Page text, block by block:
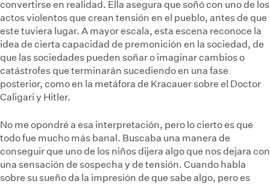
convertirse en realidad. Ella asegura que soñó con uno de los
actos violentos que crean tensión en el pueblo, antes de que
este tuviera lugar. A mayor escala, esta escena reconoce la
idea de cierta capacidad de premonición en la sociedad, de
que las sociedades pueden soñar o imaginar cambios o
catástrofes que terminarán sucediendo en una fase
posterior, como en la metáfora de Kracauer sobre el Doctor
Caligari y Hitler.
No me opondré a esa interpretación, pero lo cierto es que
todo fue mucho más banal. Buscaba una manera de
conseguir que uno de los niños dijera algo que nos dejara con
una sensación de sospecha y de tensión. Cuando habla
sobre su sueño da la impresión de que sabe algo, pero es